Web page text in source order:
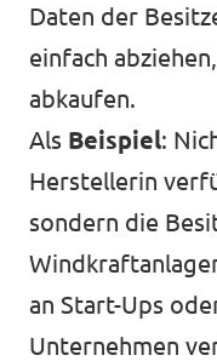
Daten der
einfach
abkaufen.
Als Beispiel:
Herstellerin
sondern die
an Start-Ups
Unternehmen